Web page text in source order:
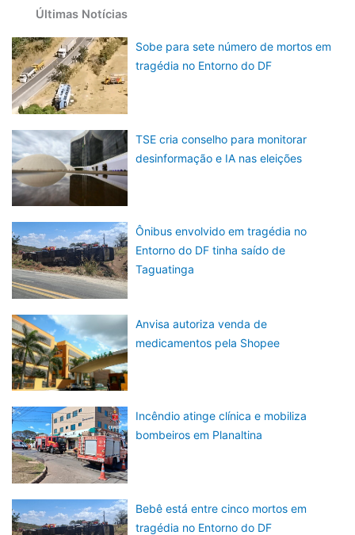
Últimas Notícias
Sobe para sete número de mortos em
tragédia no Entorno do DF
TSE cria conselho para monitorar
desinformação e IA nas eleições
Ônibus envolvido em tragédia no
Entorno do DF tinha saído de
Taguatinga
Anvisa autoriza venda de
medicamentos pela Shopee
Incêndio atinge clínica e mobiliza
bombeiros em Planaltina
Bebê está entre cinco mortos em
tragédia no Entorno do DF